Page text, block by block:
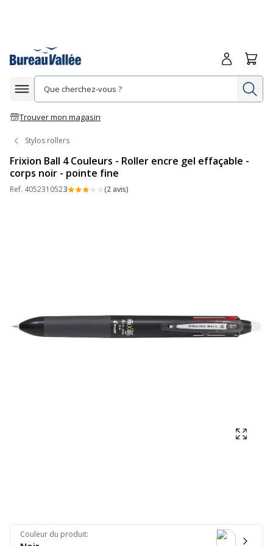
Afficher la navigation
Trouver mon magasin
Me
Stylos rollers
Frixion Ball 4 Couleurs - Roller encre gel effaçable -
corps noir - pointe fine
Ref. 4052310523 (2 avis)
Couleur du produit: